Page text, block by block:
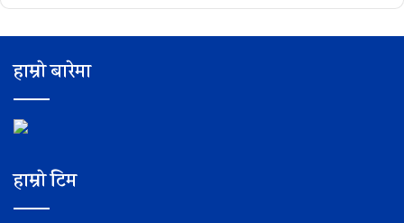
हाम्रो बारेमा
हाम्रो टिम